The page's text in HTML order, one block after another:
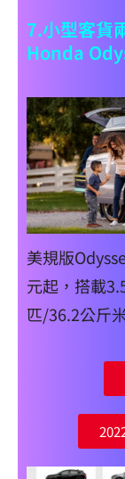
7.小型客貨
Honda
美規版
元起，搭載
匹/36.2公斤